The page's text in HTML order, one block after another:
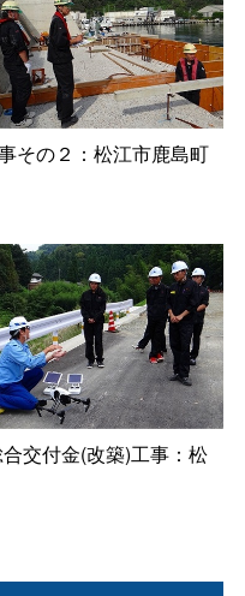
その２：松江市鹿島町
交付金(改築)工事：松